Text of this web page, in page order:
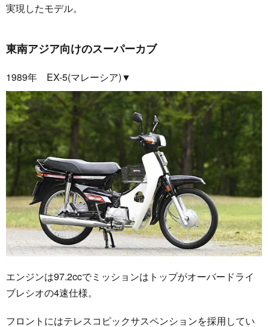
実現したモデル。
東南アジア向けのスーパーカブ
1989年 EX-5(マレーシア)▼
エンジンは97.2ccでミッションはトップがオーバードライ
ブレシオの4速仕様。
フロントにはテレスコピックサスペンションを採用してい